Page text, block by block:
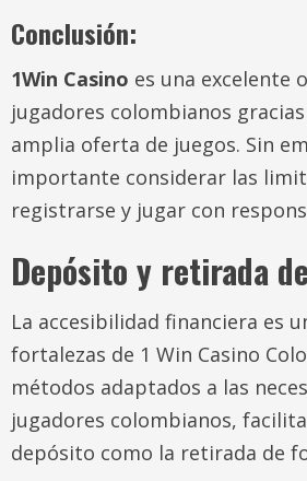
Conclusión:
1Win Casino es una excelente
jugadores colombianos
amplia oferta de juegos. Sin
importante considerar las
registrarse y jugar con
Depósito y retirada
La accesibilidad financiera es
fortalezas de 1 Win Casino
métodos adaptados a las
jugadores colombianos,
depósito como la retirada de